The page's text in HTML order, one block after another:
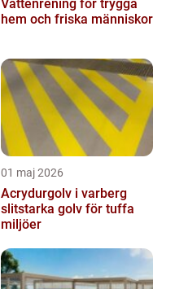
Vattenrening för trygga
hem och friska människor
01 maj 2026
Acrydurgolv i varberg
slitstarka golv för tuffa
miljöer